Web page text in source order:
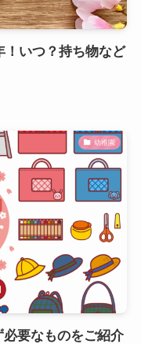
！いつ？持ち物など
幼稚園
要なものをご紹介